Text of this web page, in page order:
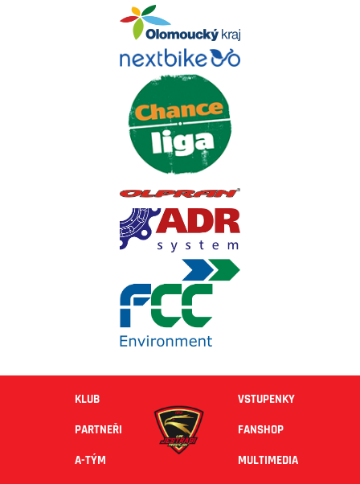
KLUB
PARTNEŘI
A-TÝM
VSTUPENKY
FANSHOP
MULTIMEDIA